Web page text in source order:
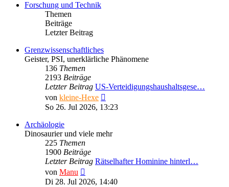
Forschung und Technik
Themen
Beiträge
Letzter Beitrag
Grenzwissenschaftliches
Geister, PSI, unerklärliche Phänomene
136 Themen
2193 Beiträge
Letzter Beitrag US-Verteidigungshaushaltsgese…
von kleine-Hexe
Beitrag
So 26. Jul 2026, 13:23
Archäologie
Dinosaurier und viele mehr
225 Themen
1900 Beiträge
Letzter Beitrag Rätselhafter Hominine hinterl…
von Manu
Beitrag
Di 28. Jul 2026, 14:40